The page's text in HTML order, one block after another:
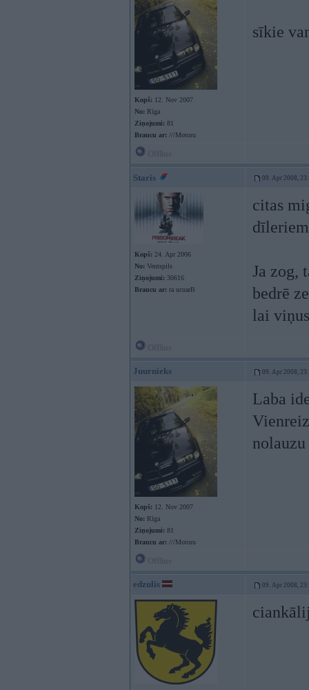
Kopš: 12. Nov 2007
No: Rīga
Ziņojumi: 81
Braucu ar: ///Motoru
sīkie
Staris 09. Apr 2008,
Kopš: 24. Apr 2006
No: Ventspils
Ziņojumi: 30616
Braucu ar: ra ucuarB
citas
Ja zog,
bedrē
lai
Juurnieks 09. Apr 2008,
Kopš: 12. Nov 2007
No: Rīga
Ziņojumi: 81
Braucu ar: ///Motoru
Laba
edzulis 09. Apr 2008,